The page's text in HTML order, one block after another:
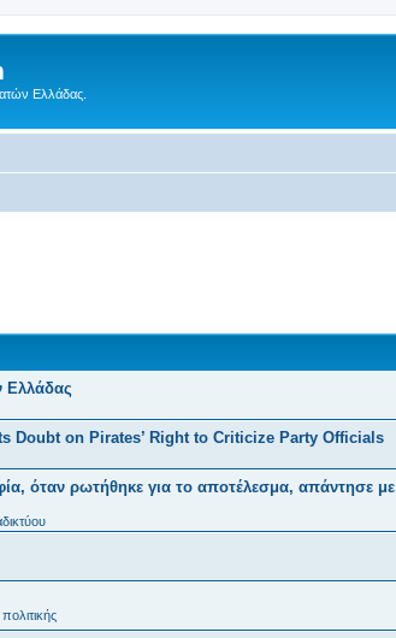
Ελλάδας.
Ελλάδας
Doubt on Pirates’ Right to Criticize Party Officials
όταν ρωτήθηκε για το αποτέλεσμα, απάντησε με